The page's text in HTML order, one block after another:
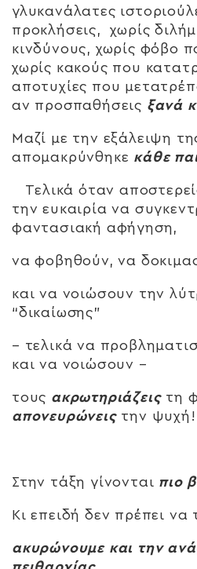
γλυκανάλατες
προκλήσεις, χωρίς
κινδύνους, χωρίς φόβο
χωρίς κακούς που
αποτυχίες που
αν προσπαθήσεις ξανά
Μαζί με την εξάλειψη
απομακρύνθηκε κάθε
Τελικά όταν
την ευκαιρία να
φαντασιακή αφήγηση,
να φοβηθούν, να
και να νοιώσουν την
“δικαίωσης”
– τελικά να
και να νοιώσουν –
τους ακρωτηριάζεις τη
απονευρώνεις την ψυχή!
Στην τάξη γίνονται πιο
Κι επειδή δεν πρέπει να
ακυρώνουμε και την